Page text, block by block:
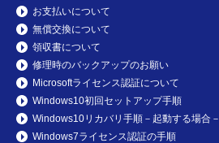
お支払いについて
無償交換について
領収書について
修理時のバックアップのお願い
Microsoftライセンス認証について
Windows10初回セットアップ手順
Windows10リカバリ手順－起動する場合－
Windows7ライセンス認証の手順